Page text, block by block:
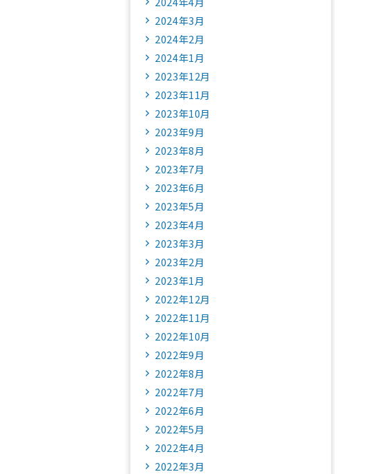
2024年3月
2024年2月
2024年1月
2023年12月
2023年11月
2023年10月
2023年9月
2023年8月
2023年7月
2023年6月
2023年5月
2023年4月
2023年3月
2023年2月
2023年1月
2022年12月
2022年11月
2022年10月
2022年9月
2022年8月
2022年7月
2022年6月
2022年5月
2022年4月
2022年3月